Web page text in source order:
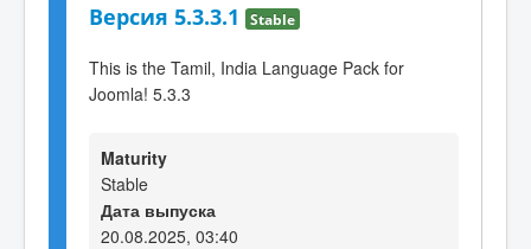
Версия 5.3.3.1 Stable
This is the Tamil, India Language Pack for
Joomla! 5.3.3
Maturity
Stable
Дата выпуска
20.08.2025, 03:40